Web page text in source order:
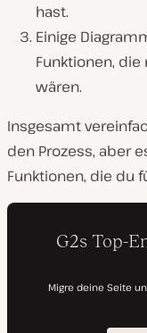
hast.
Einige
Funktionen,
wären.
Insgesamt
den Prozess, aber
Funktionen, die du